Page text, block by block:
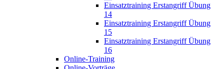
Einsatztraining Erstangriff Übung
14
Einsatztraining Erstangriff Übung
15
Einsatztraining Erstangriff Übung
16
Online-Training